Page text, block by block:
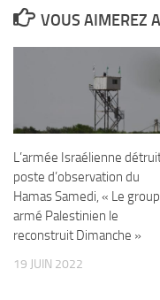
VOUS AIMEREZ
L’armée Israélienne
poste d’observation du
Hamas Samedi, « Le
armé Palestinien le
reconstruit Dimanche »
19 JUIN 2022